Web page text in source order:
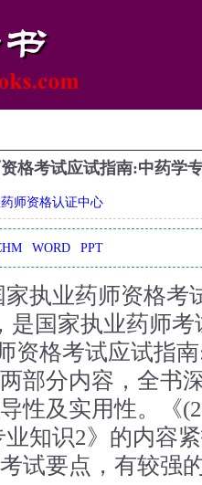
格考试应试指南:中药学
师资格认证中心
WORD PPT
家执业药师资格
是国家执业药师
资格考试应试指
部分内容，全书
性及实用性。《
知识2》的内容
试要点，有较强